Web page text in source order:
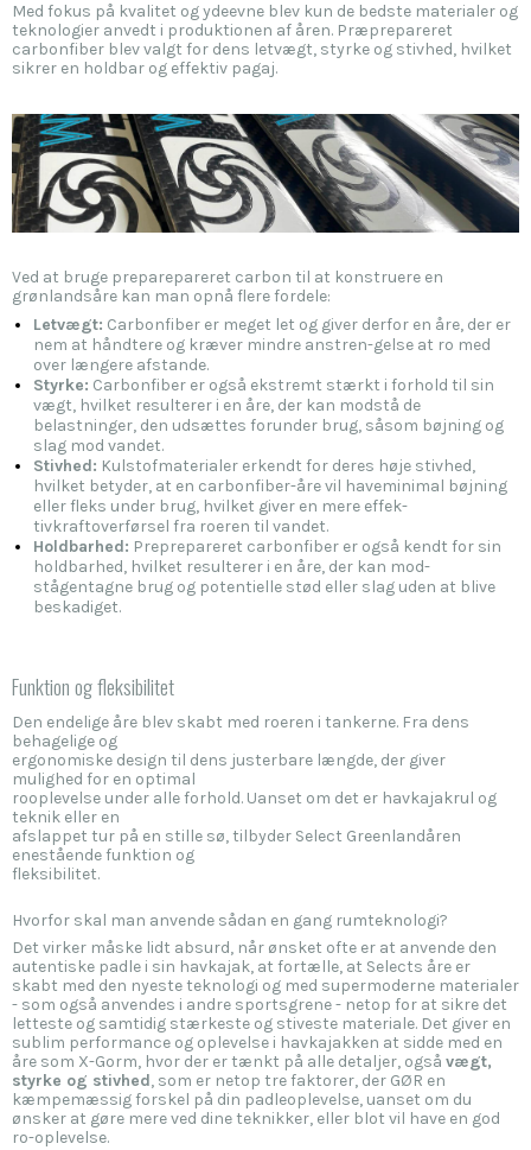
Med fokus på kvalitet og ydeevne blev kun de bedste materialer og
teknologier anvedt i produktionen af åren. Præprepareret
carbonfiber blev valgt for dens letvægt, styrke og stivhed, hvilket
sikrer en holdbar og effektiv pagaj.
Ved at bruge preparepareret carbon til at konstruere en
grønlandsåre kan man opnå flere fordele:
Letvægt: Carbonfiber er meget let og giver derfor en åre, der er
nem at håndtere og kræver mindre anstren-gelse at ro med
over længere afstande.
Styrke: Carbonfiber er også ekstremt stærkt i forhold til sin
vægt, hvilket resulterer i en åre, der kan modstå de
belastninger, den udsættes forunder brug, såsom bøjning og
slag mod vandet.
Stivhed: Kulstofmaterialer erkendt for deres høje stivhed,
hvilket betyder, at en carbonfiber-åre vil haveminimal bøjning
eller fleks under brug, hvilket giver en mere effek-
tivkraftoverførsel fra roeren til vandet.
Holdbarhed: Preprepareret carbonfiber er også kendt for sin
holdbarhed, hvilket resulterer i en åre, der kan mod-
stågentagne brug og potentielle stød eller slag uden at blive
beskadiget.
Funktion og fleksibilitet
Den endelige åre blev skabt med roeren i tankerne. Fra dens
behagelige og
ergonomiske design til dens justerbare længde, der giver
mulighed for en optimal
rooplevelse under alle forhold. Uanset om det er havkajakrul og
teknik eller en
afslappet tur på en stille sø, tilbyder Select Greenlandåren
enestående funktion og
fleksibilitet.
Hvorfor skal man anvende sådan en gang rumteknologi?
Det virker måske lidt absurd, når ønsket ofte er at anvende den
autentiske padle i sin havkajak, at fortælle, at Selects åre er
skabt med den nyeste teknologi og med supermoderne materialer
- som også anvendes i andre sportsgrene - netop for at sikre det
letteste og samtidig stærkeste og stiveste materiale. Det giver en
sublim performance og oplevelse i havkajakken at sidde med en
åre som X-Gorm, hvor der er tænkt på alle detaljer, også vægt,
styrke og stivhed, som er netop tre faktorer, der GØR en
kæmpemæssig forskel på din padleoplevelse, uanset om du
ønsker at gøre mere ved dine teknikker, eller blot vil have en god
ro-oplevelse.